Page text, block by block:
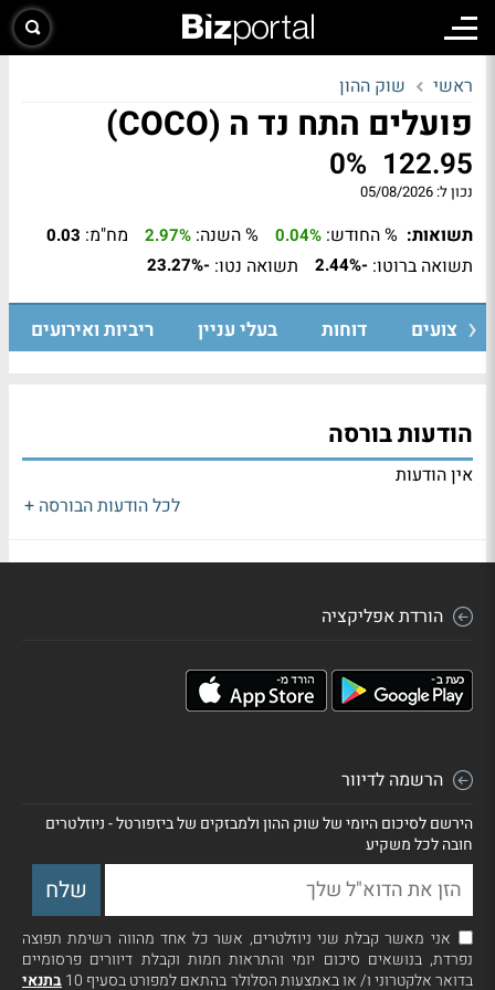
ראשי שוק ההון
פועלים התח נד ה (COCO)
122.95
0%
נכון ל: 05/08/2026
תשואות: % החודש: 0.04% % השנה: 2.97% מח"מ: 0.03
תשואה ברוטו: -2.44% תשואה נטו: -23.27%
ביצועים דוחות בעלי עניין ריביות ואירועים
הודעות בורסה
אין הודעות
לכל הודעות הבורסה +
הורדת אפליקציה
הרשמה לדיוור
הירשם לסיכום היומי של שוק ההון ולמבזקים של ביזפורטל - ניוזלטרים
חובה לכל משקיע
אני מאשר קבלת שני ניוזלטרים, אשר כל אחד מהווה רשימת תפוצה
נפרדת, בנושאים סיכום יומי והתראות חמות וקבלת דיוורים פרסומיים
בדואר אלקטרוני ו/ או באמצעות הסלולר בהתאם למפורט בסעיף 10
בתנאי